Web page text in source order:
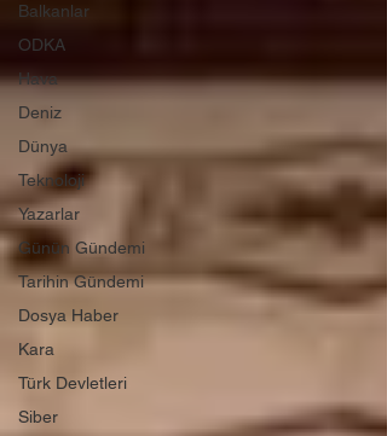
Balkanlar
ODKA
Hava
Deniz
Dünya
Teknoloji
Yazarlar
Günün Gündemi
Tarihin Gündemi
Dosya Haber
Kara
Türk Devletleri
Siber